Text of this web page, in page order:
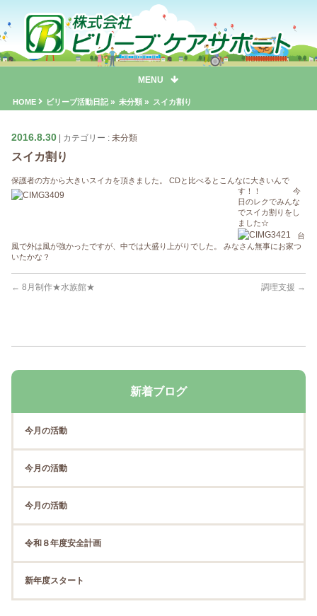
MENU
HOME ビリーブ活動日記 » 未分類 » スイカ割り
2016.8.30 カテゴリー : 未分類
スイカ割り
保護者の方から大きいスイカを頂きました。 CDと比べるとこんなに大きいんで
す！！
今
日のレクでみんな
でスイカ割りをし
ました☆
台
風で外は風が強かったですが、中では大盛り上がりでした。 みなさん無事にお家つ
いたかな？
← 8月制作★水族館★ 調理支援 →
新着ブログ
今月の活動
今月の活動
今月の活動
令和８年度安全計画
新年度スタート